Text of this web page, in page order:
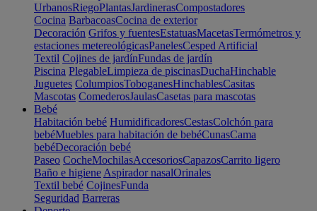
UrbanosRiegoPlantasJardinerasCompostadores
Cocina BarbacoasCocina de exterior
Decoración Grifos y fuentesEstatuasMacetasTermómetros y
estaciones metereológicasPanelesCesped Artificial
Textil Cojines de jardínFundas de jardín
Piscina PlegableLimpieza de piscinasDuchaHinchable
Juguetes ColumpiosToboganesHinchablesCasitas
Mascotas ComederosJaulasCasetas para mascotas
Bebé
Habitación bebé HumidificadoresCestasColchón para
bebéMuebles para habitación de bebéCunasCama
bebéDecoración bebé
Paseo CocheMochilasAccesoriosCapazosCarrito ligero
Baño e higiene Aspirador nasalOrinales
Textil bebé CojinesFunda
Seguridad Barreras